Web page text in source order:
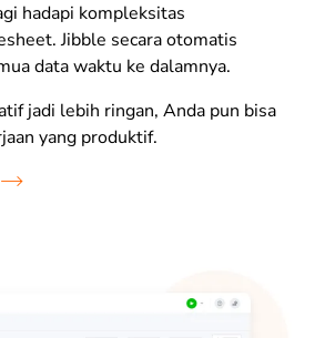
hadapi kompleksitas
Jibble secara otomatis
data waktu ke dalamnya.
jadi lebih ringan, Anda pun bisa
yang produktif.